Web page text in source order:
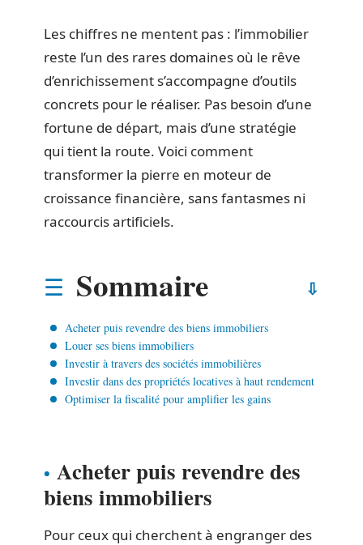
Les chiffres ne mentent pas : l’immobilier
reste l’un des rares domaines où le rêve
d’enrichissement s’accompagne d’outils
concrets pour le réaliser. Pas besoin d’une
fortune de départ, mais d’une stratégie
qui tient la route. Voici comment
transformer la pierre en moteur de
croissance financière, sans fantasmes ni
raccourcis artificiels.
Sommaire
Acheter puis revendre des biens immobiliers
Louer ses biens immobiliers
Investir à travers des sociétés immobilières
Investir dans des propriétés locatives à haut rendement
Optimiser la fiscalité pour amplifier les gains
Acheter puis revendre des
biens immobiliers
Pour ceux qui cherchent à engranger des